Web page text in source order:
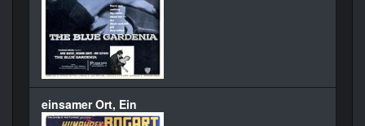
einsamer Ort, Ein